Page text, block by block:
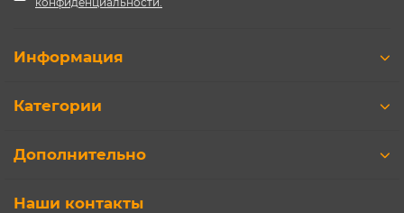
Информация
Категории
Дополнительно
Наши контакты